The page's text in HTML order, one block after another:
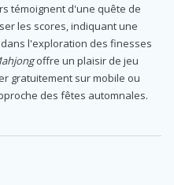
témoignent d'une quête de
les scores, indiquant une
l'exploration des finesses
offre un plaisir de jeu
gratuitement sur mobile ou
des fêtes automnales.